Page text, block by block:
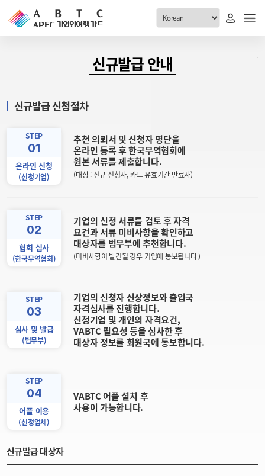
ABTC 전체메뉴
ABTC 제도 소개
발급 자격요건
신규발급 안내
재발급 안내
신청
취소
고객센터
공지사항
1:1 문의
신규발급 안내
신규발급 신청절차
STEP
01
온라인 신청
(신청기업)
추천 의뢰서 및 신청자 명단을
온라인 등록 후 한국무역협회에
원본 서류를 제출합니다.
(대상 : 신규 신청자, 카드 유효기간 만료자)
STEP
02
협회 심사
(한국무역협회)
기업의 신청 서류를 검토 후 자격
요건과 서류 미비사항을 확인하고
대상자를 법무부에 추천합니다.
(미비사항이 발견될 경우 기업에 통보됩니다.)
STEP
03
심사 및 발급
(법무부)
기업의 신청자 신상정보와 출입국
자격심사를 진행합니다.
신청기업 및 개인의 자격요건,
VABTC 필요성 등을 심사한 후
대상자 정보를 회원국에 통보합니다.
STEP
04
어플 이용
(신청업체)
VABTC 어플 설치 후
사용이 가능합니다.
신규발급 대상자